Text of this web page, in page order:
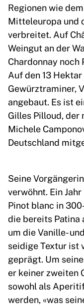
Regionen wie
Mitteleuropa und
verbreitet. Auf
Weingut an der
Chardonnay noch
Auf den 13
Gewürztraminer,
angebaut. Es ist
Gilles Pilloud, der
Michele
Deutschland
Seine
verwöhnt. Ein
Pinot blanc in
die bereits Patina
um die Vanille-
seidige Textur ist
geprägt. Um
er keiner zweiten
sowohl als
werden, «was